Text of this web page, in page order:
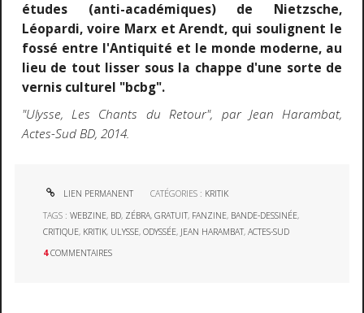
études (anti-académiques) de Nietzsche,
Léopardi, voire Marx et Arendt, qui soulignent le
fossé entre l'Antiquité et le monde moderne, au
lieu de tout lisser sous la chappe d'une sorte de
vernis culturel "bcbg".
"Ulysse, Les Chants du Retour", par Jean Harambat,
Actes-Sud BD, 2014.
LIEN PERMANENT CATÉGORIES : KRITIK
TAGS :WEBZINE, BD, ZÉBRA,GRATUIT, FANZINE, BANDE-DESSINÉE,
CRITIQUE, KRITIK, ULYSSE,ODYSSÉE, JEAN HARAMBAT,ACTES-SUD
4 COMMENTAIRES